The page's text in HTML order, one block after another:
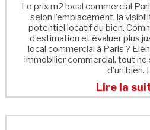
Le prix m2 local commercial
selon l’emplacement, la
potentiel locatif du bien.
d’estimation et évaluer plus
local commercial à Paris ?
immobilier commercial, tout ne
d’un bien.
Lire la